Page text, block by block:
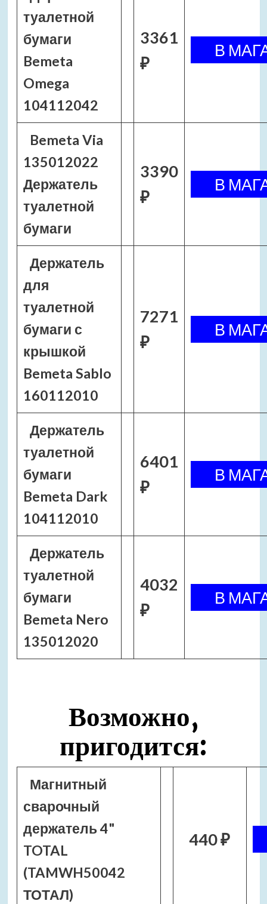
туалетной
бумаги
Bemeta
Omega
104112042
3361
₽
Bemeta Via
135012022
Держатель
туалетной
бумаги
3390
₽
Держатель
для
туалетной
бумаги с
крышкой
Bemeta Sablo
160112010
7271
₽
Держатель
туалетной
бумаги
Bemeta Dark
104112010
6401
₽
Держатель
туалетной
бумаги
Bemeta Nero
135012020
4032
₽
Возможно,
пригодится:
Магнитный
сварочный
держатель 4"
TOTAL
(TAMWH50042
ТОТАЛ)
440 ₽